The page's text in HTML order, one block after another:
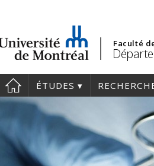
Faculté
ÉTUDES